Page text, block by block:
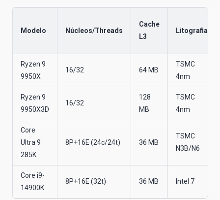
Modelo Núcleos/Threads
Cache
L3
Litografia
Ryzen 9
9950X
16/32 64 MB
TSMC
4nm
Ryzen 9
9950X3D
16/32
128
MB
TSMC
4nm
Core
Ultra 9
285K
8P+16E (24c/24t) 36 MB
TSMC
N3B/N6
Core i9-
14900K
8P+16E (32t) 36 MB Intel 7